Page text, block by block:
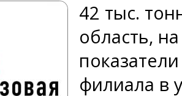
42 тыс.
область,
филиала в